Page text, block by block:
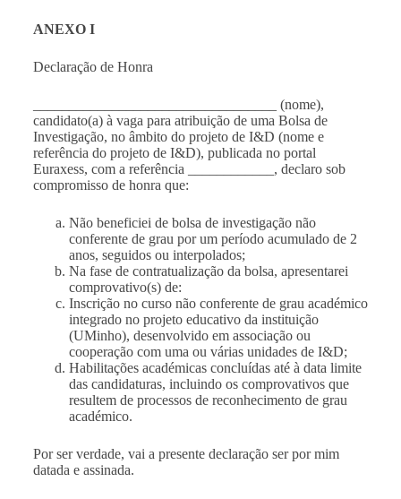
ANEXO I
Declaração de Honra
__________________________________ (nome),
candidato(a) à vaga para atribuição de uma Bolsa de
Investigação, no âmbito do projeto de I&D (nome e
referência do projeto de I&D), publicada no portal
Euraxess, com a referência ____________, declaro sob
compromisso de honra que:
Não beneficiei de bolsa de investigação não
conferente de grau por um período acumulado de 2
anos, seguidos ou interpolados;
Na fase de contratualização da bolsa, apresentarei
comprovativo(s) de:
Inscrição no curso não conferente de grau académico
integrado no projeto educativo da instituição
(UMinho), desenvolvido em associação ou
cooperação com uma ou várias unidades de I&D;
Habilitações académicas concluídas até à data limite
das candidaturas, incluindo os comprovativos que
resultem de processos de reconhecimento de grau
académico.
Por ser verdade, vai a presente declaração ser por mim
datada e assinada.